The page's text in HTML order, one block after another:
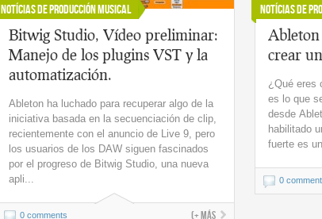
Notícias de Producción Musical
Bitwig Studio, Vídeo preliminar:
Manejo de los plugins VST y la
automatización.
Ableton ha luchado para recuperar algo de la
iniciativa basada en la secuenciación de clip,
recientemente con el anuncio de Live 9, pero
los usuarios de los DAW siguen fascinados
por el progreso de Bitwig Studio, una nueva
apli...
0 comments (+ más
Notícias de
crear
¿Qué eres
es lo que
desde
habilitado
fuerte es
0